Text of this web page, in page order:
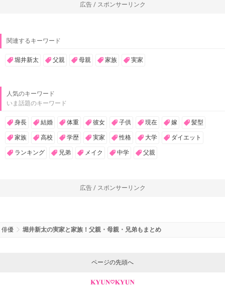
広告 / スポンサーリンク
関連するキーワード
堀井新太 父親 母親 家族 実家
人気のキーワード
いま話題のキーワード
身長 結婚 体重 彼女 子供 現在 嫁 髪型
家族 高校 学歴 実家 性格 大学 ダイエット
ランキング 兄弟 メイク 中学 父親
広告 / スポンサーリンク
俳優 堀井新太の実家と家族！父親・母親・兄弟もまとめ
ページの先頭へ